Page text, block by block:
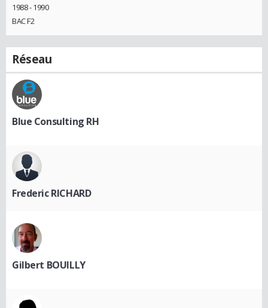
1988 - 1990
BAC F2
Réseau
Blue Consulting RH
Frederic RICHARD
Gilbert BOUILLY